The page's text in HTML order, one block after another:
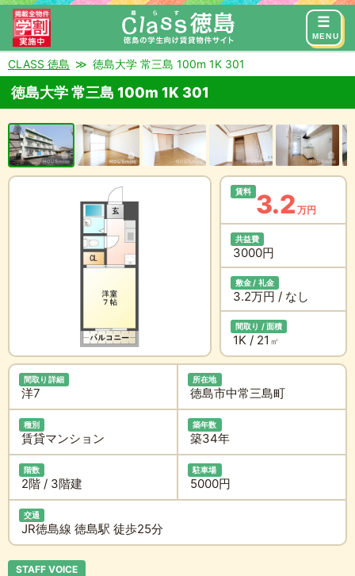
MENU
来店予約 お問い合わせ
CLASS 徳島 徳島大学 常三島 100m 1K 301
徳島大学 常三島 100m 1K 301
賃料 3.2 万円
共益費
3000円
敷金 / 礼金
3.2万円 / なし
間取り / 面積
1K / 21 ㎡
間取り詳細
洋7
所在地
徳島市中常三島町
種別
賃貸マンション
築年数
築34年
階数
2階 / 3階建
駐車場
5000円
交通
JR徳島線 徳島駅 徒歩25分
STAFF VOICE